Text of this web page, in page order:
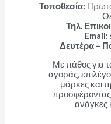
Τοποθεσία:
Τηλ.
Email:
Δευτέρα –
Με πάθος για
αγοράς,
μάρκες και
προσφέροντας
ανάγκες